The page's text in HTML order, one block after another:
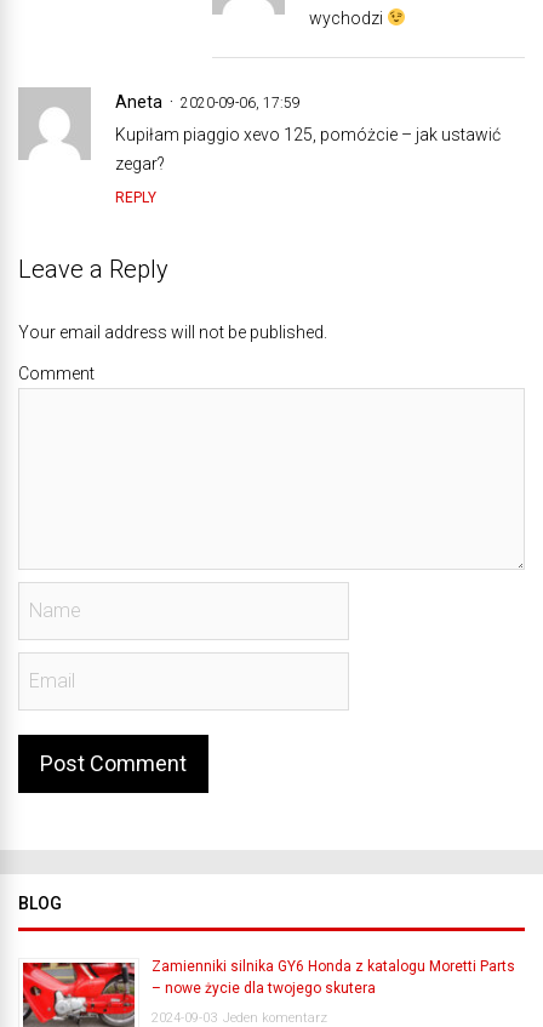
wychodzi
Aneta 2020-09-06, 17:59
Kupiłam piaggio xevo 125, pomóżcie – jak ustawić
zegar?
REPLY
Leave a Reply
Your email address will not be published.
Comment
BLOG
Zamienniki silnika GY6 Honda z katalogu Moretti Parts
– nowe życie dla twojego skutera
2024-09-03 Jeden komentarz